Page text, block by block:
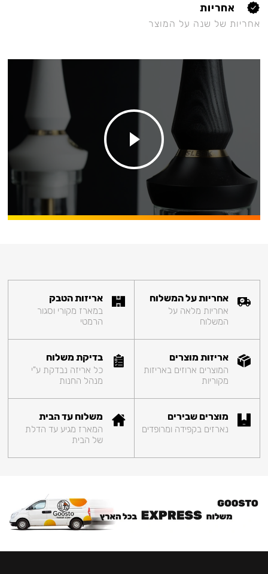
אחריות
אחריות של שנה על המוצר
אחריות על המשלוח
אחריות מלאה על
המשלוח
אריזות הטבק
במארז מקורי וסגור
הרמטי
אריזות מוצרים
המוצרים ארוזים באריזות
מקוריות
בדיקת משלוח
כל אריזה נבדקת ע"י
מנהל החנות
מוצרים שבירים
נארזים בקפידה ומרופדים
משלוח עד הבית
המארז מגיע עד הדלת
של הבית